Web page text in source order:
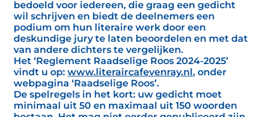
bedoeld voor iedereen, die graag een gedicht
wil schrijven en biedt de deelnemers een
podium om hun literaire werk door een
deskundige jury te laten beoordelen en met dat
van andere dichters te vergelijken.
Het ‘Reglement Raadselige Roos 2024-2025’
vindt u op: www.literaircafevenray.nl, onder
webpagina ‘Raadselige Roos’.
De spelregels in het kort: uw gedicht moet
minimaal uit 50 en maximaal uit 150 woorden